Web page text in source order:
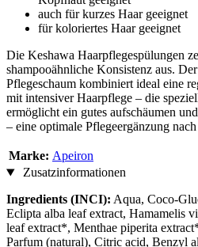
auch für kurzes Haar geeignet
für koloriertes Haar geeignet
Die Keshawa Haarpflegespülungen
shampooähnliche Konsistenz aus.
Pflegeschaum kombiniert ideal eine
mit intensiver Haarpflege – die
ermöglicht ein gutes aufschäumen
– eine optimale Pflegeergänzung
Marke: Apeiron
Zusatzinformationen
Ingredients (INCI): Aqua, Coco-
Eclipta alba leaf extract, Hamamelis
leaf extract*, Menthae piperita
Parfum (natural), Citric acid, Benzyl